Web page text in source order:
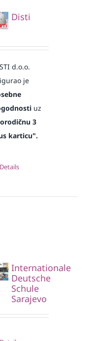
Disti
d.o.o.
je
uz
3
karticu".
Details
Internationale
Deutsche
Schule
Sarajevo